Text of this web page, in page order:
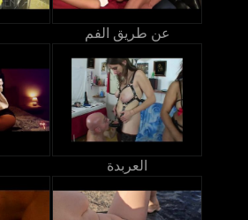
عن طريق الفم
العربدة